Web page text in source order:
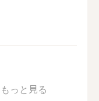
もっと見る